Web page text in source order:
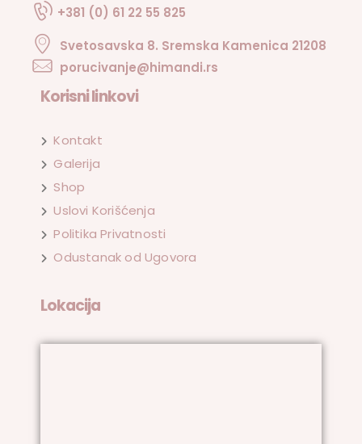
+381 (0) 61 22 55 825
Svetosavska 8. Sremska Kamenica 21208
porucivanje@himandi.rs
Korisni linkovi
Kontakt
Galerija
Shop
Uslovi Korišćenja
Politika Privatnosti
Odustanak od Ugovora
Lokacija